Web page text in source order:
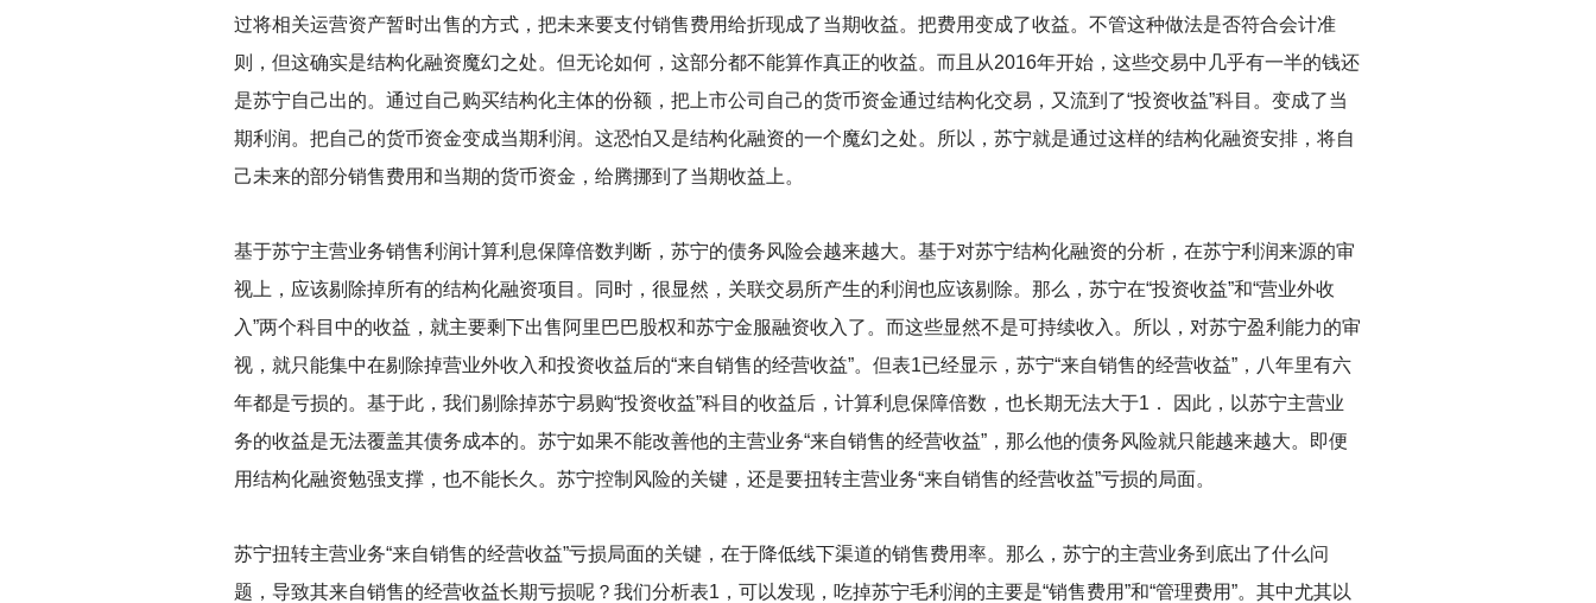
过将相关运营资产暂时出售的方式，把未来要支付销售费用给折现成了当期收益。把费用变成了收益。不管这种做法是否符合会计准
则，但这确实是结构化融资魔幻之处。但无论如何，这部分都不能算作真正的收益。而且从2016年开始，这些交易中几乎有一半的钱还
是苏宁自己出的。通过自己购买结构化主体的份额，把上市公司自己的货币资金通过结构化交易，又流到了“投资收益”科目。变成了当
期利润。把自己的货币资金变成当期利润。这恐怕又是结构化融资的一个魔幻之处。所以，苏宁就是通过这样的结构化融资安排，将自
己未来的部分销售费用和当期的货币资金，给腾挪到了当期收益上。
基于苏宁主营业务销售利润计算利息保障倍数判断，苏宁的债务风险会越来越大。基于对苏宁结构化融资的分析，在苏宁利润来源的审
视上，应该剔除掉所有的结构化融资项目。同时，很显然，关联交易所产生的利润也应该剔除。那么，苏宁在“投资收益”和“营业外收
入”两个科目中的收益，就主要剩下出售阿里巴巴股权和苏宁金服融资收入了。而这些显然不是可持续收入。所以，对苏宁盈利能力的审
视，就只能集中在剔除掉营业外收入和投资收益后的“来自销售的经营收益”。但表1已经显示，苏宁“来自销售的经营收益”，八年里有六
年都是亏损的。基于此，我们剔除掉苏宁易购“投资收益”科目的收益后，计算利息保障倍数，也长期无法大于1． 因此，以苏宁主营业
务的收益是无法覆盖其债务成本的。苏宁如果不能改善他的主营业务“来自销售的经营收益”，那么他的债务风险就只能越来越大。即便
用结构化融资勉强支撑，也不能长久。苏宁控制风险的关键，还是要扭转主营业务“来自销售的经营收益”亏损的局面。
苏宁扭转主营业务“来自销售的经营收益”亏损局面的关键，在于降低线下渠道的销售费用率。那么，苏宁的主营业务到底出了什么问
题，导致其来自销售的经营收益长期亏损呢？我们分析表1，可以发现，吃掉苏宁毛利润的主要是“销售费用”和“管理费用”。其中尤其以